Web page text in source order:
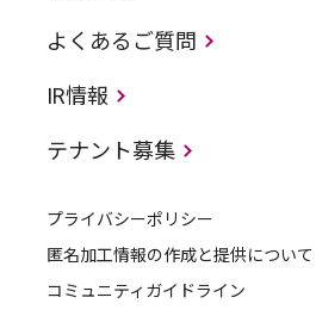
よくあるご質問
IR情報
テナント募集
プライバシーポリシー
匿名加工情報の作成と提供について
コミュニティガイドライン